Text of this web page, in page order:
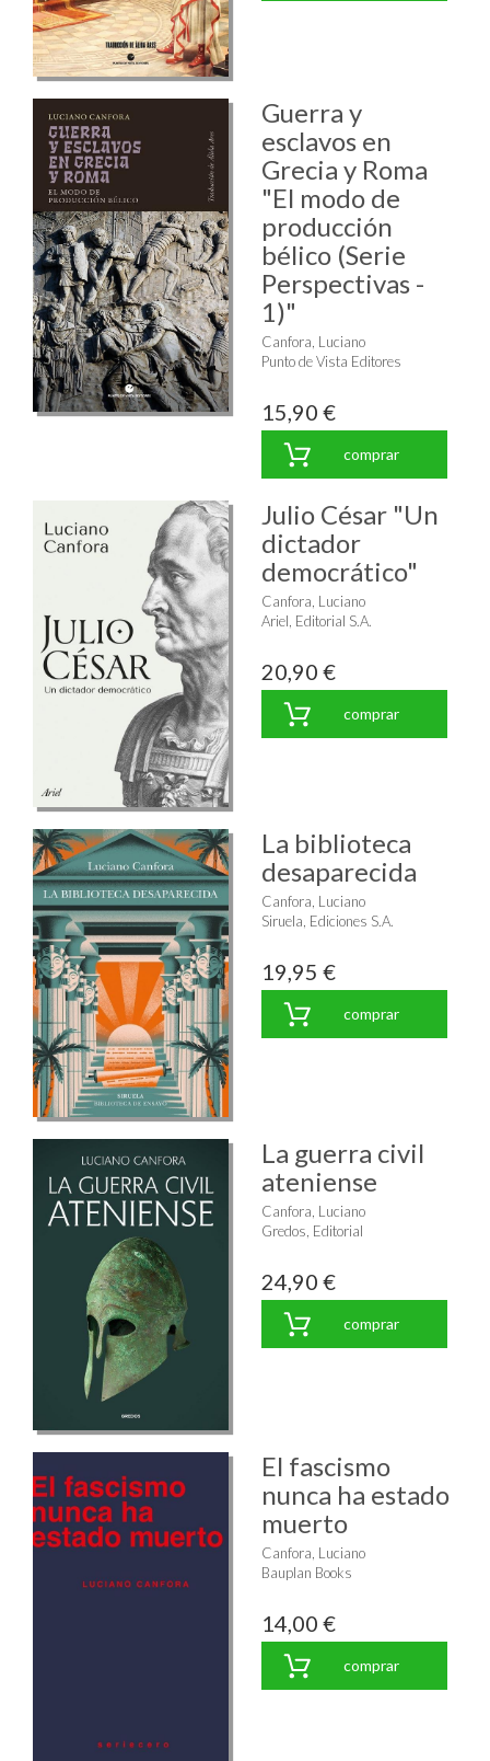
Guerra y
esclavos en
Grecia y Roma
"El modo de
producción
bélico (Serie
Perspectivas -
1)"
Canfora, Luciano
Punto de Vista Editores
15,90 €
comprar
Julio César "Un
dictador
democrático"
Canfora, Luciano
Ariel, Editorial S.A.
20,90 €
comprar
La biblioteca
desaparecida
Canfora, Luciano
Siruela, Ediciones S.A.
19,95 €
comprar
La guerra civil
ateniense
Canfora, Luciano
Gredos, Editorial
24,90 €
comprar
El fascismo
nunca ha estado
muerto
Canfora, Luciano
Bauplan Books
14,00 €
comprar